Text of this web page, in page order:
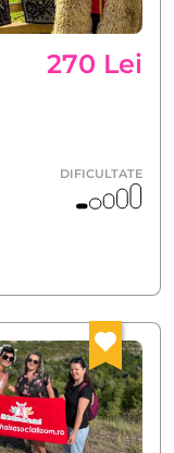
270 Lei
DIFICULTATE